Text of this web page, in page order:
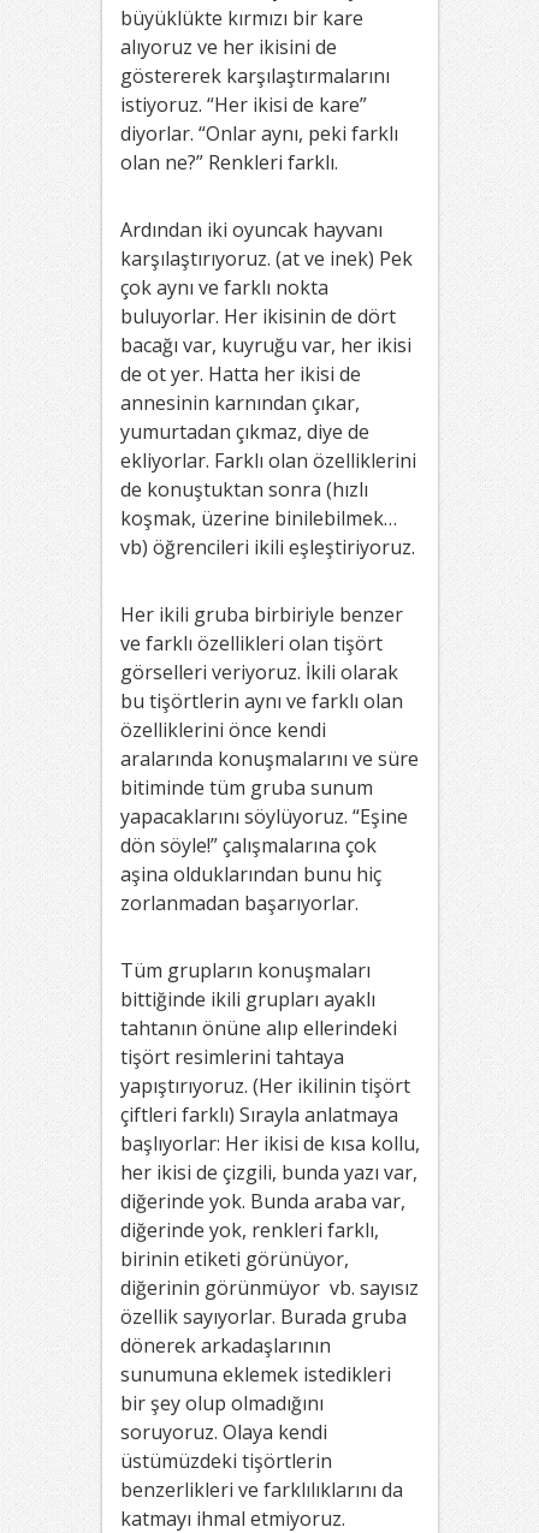
büyüklükte kırmızı bir kare
alıyoruz ve her ikisini de
göstererek karşılaştırmalarını
istiyoruz. “Her ikisi de kare”
diyorlar. “Onlar aynı, peki farklı
olan ne?” Renkleri farklı.
Ardından iki oyuncak hayvanı
karşılaştırıyoruz. (at ve inek) Pek
çok aynı ve farklı nokta
buluyorlar. Her ikisinin de dört
bacağı var, kuyruğu var, her ikisi
de ot yer. Hatta her ikisi de
annesinin karnından çıkar,
yumurtadan çıkmaz, diye de
ekliyorlar. Farklı olan özelliklerini
de konuştuktan sonra (hızlı
koşmak, üzerine binilebilmek…
vb) öğrencileri ikili eşleştiriyoruz.
Her ikili gruba birbiriyle benzer
ve farklı özellikleri olan tişört
görselleri veriyoruz. İkili olarak
bu tişörtlerin aynı ve farklı olan
özelliklerini önce kendi
aralarında konuşmalarını ve süre
bitiminde tüm gruba sunum
yapacaklarını söylüyoruz. “Eşine
dön söyle!” çalışmalarına çok
aşina olduklarından bunu hiç
zorlanmadan başarıyorlar.
Tüm grupların konuşmaları
bittiğinde ikili grupları ayaklı
tahtanın önüne alıp ellerindeki
tişört resimlerini tahtaya
yapıştırıyoruz. (Her ikilinin tişört
çiftleri farklı) Sırayla anlatmaya
başlıyorlar: Her ikisi de kısa kollu,
her ikisi de çizgili, bunda yazı var,
diğerinde yok. Bunda araba var,
diğerinde yok, renkleri farklı,
birinin etiketi görünüyor,
diğerinin görünmüyor vb. sayısız
özellik sayıyorlar. Burada gruba
dönerek arkadaşlarının
sunumuna eklemek istedikleri
bir şey olup olmadığını
soruyoruz. Olaya kendi
üstümüzdeki tişörtlerin
benzerlikleri ve farklılıklarını da
katmayı ihmal etmiyoruz.